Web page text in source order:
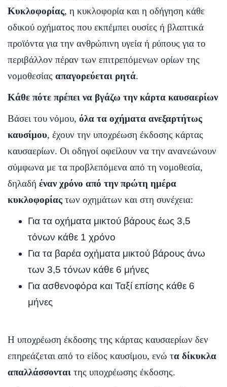
Κυκλοφορίας, η κυκλοφορία και η οδήγηση κάθε
οδικού οχήματος που εκπέμπει ουσίες ή βλαπτικά
προϊόντα για την ανθρώπινη υγεία ή ρύπους για το
περιβάλλον πέραν των επιτρεπόμενων ορίων της
νομοθεσίας απαγορεύεται ρητά.
Κάθε πότε πρέπει να βγάζω την κάρτα καυσαερίων
Βάσει του νόμου, όλα τα οχήματα ανεξαρτήτως
καυσίμου, έχουν την υποχρέωση έκδοσης κάρτας
καυσαερίων. Οι οδηγοί οφείλουν να την ανανεώνουν
σύμφωνα με τα προβλεπόμενα από τη νομοθεσία,
δηλαδή έναν χρόνο από την πρώτη ημέρα
κυκλοφορίας των οχημάτων και στη συνέχεια:
Για τα οχήματα μικτού βάρους έως 3,5
τόνων κάθε 1 χρόνο
Για τα βαρέα οχήματα μικτού βάρους άνω
των 3,5 τόνων κάθε 6 μήνες
Για ασθενοφόρα και Ταξί επίσης κάθε 6
μήνες
Η υποχρέωση έκδοσης της κάρτας καυσαερίων δεν
επηρεάζεται από το είδος καυσίμου, ενώ τα δίκυκλα
απαλλάσσονται της υποχρέωσης έκδοσης.